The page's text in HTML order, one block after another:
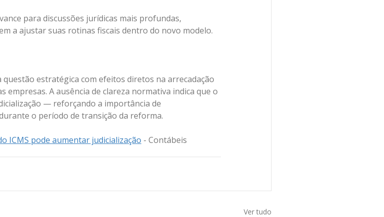
para discussões jurídicas mais profundas,
a ajustar suas rotinas fiscais dentro do novo modelo.
questão estratégica com efeitos diretos na arrecadação
A ausência de clareza normativa indica que o
— reforçando a importância de
o período de transição da reforma.
ICMS pode aumentar judicialização - Contábeis
Ver tudo